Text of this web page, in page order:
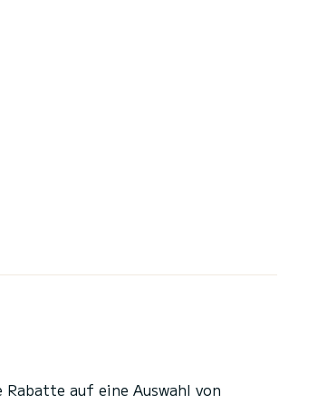
auf eine Auswahl von